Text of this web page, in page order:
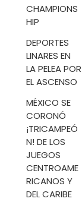
CHAMPIONS
HIP
DEPORTES
LINARES EN
LA PELEA POR
EL ASCENSO
MÉXICO SE
CORONÓ
¡TRICAMPEÓ
N! DE LOS
JUEGOS
CENTROAME
RICANOS Y
DEL CARIBE